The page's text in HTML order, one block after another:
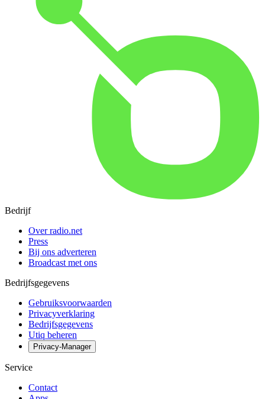
Bedrijf
Over radio.net
Press
Bij ons adverteren
Broadcast met ons
Bedrijfsgegevens
Gebruiksvoorwaarden
Privacyverklaring
Bedrijfsgegevens
Utiq beheren
Privacy-Manager
Service
Contact